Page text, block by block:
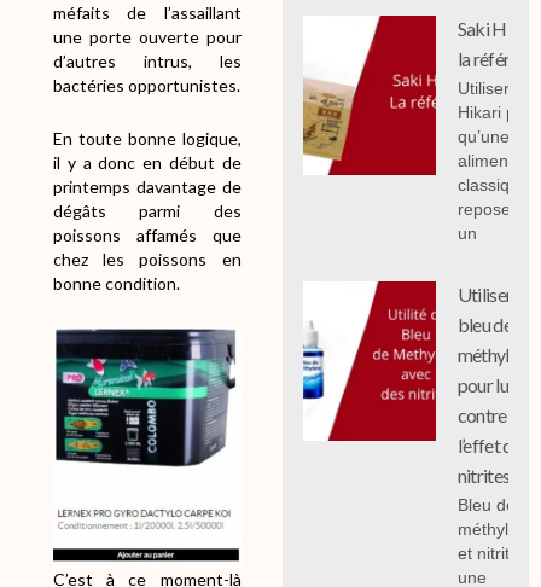
méfaits de l’assaillant
une porte ouverte pour
d’autres intrus, les
bactéries opportunistes.
En toute bonne logique,
il y a donc en début de
printemps davantage de
dégâts parmi des
poissons affamés que
chez les poissons en
bonne condition.
C’est à ce moment-là
Saki
la
Utiliser
Hikari
qu’une
classique
repose sur
un
Utiliser le
bleu de
méthylène
pour lutter
contre
l’effet des
nitrites
Bleu de
méthylène
et nitrites :
une